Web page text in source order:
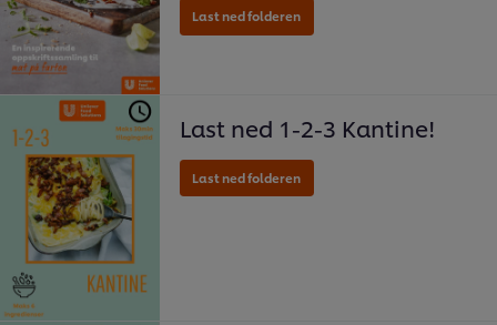
Last ned 1-2-3 Kantine!